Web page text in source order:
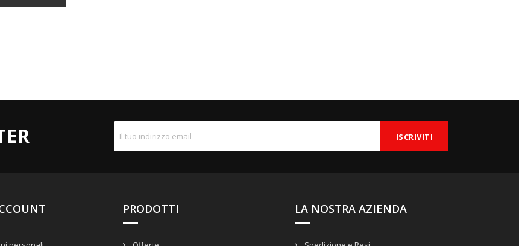
PRODOTTI LA NOSTRA AZIENDA